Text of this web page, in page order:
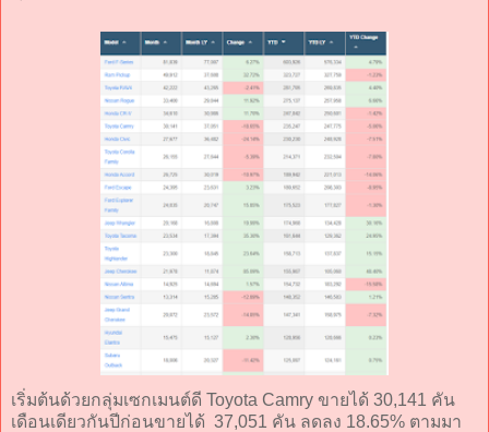
เริ่มต้นด้วยกลุ่มเซกเมนต์ดี Toyota Camry ขายได้ 30,141 คัน
เดือนเดียวกันปีก่อนขายได้ 37,051 คัน ลดลง 18.65% ตามมา